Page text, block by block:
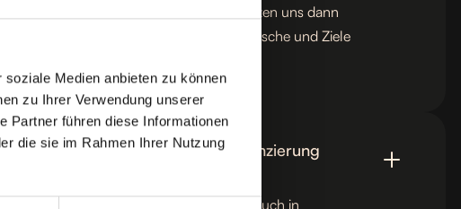
Medien anbieten zu können
zu Ihrer Verwendung unserer
Partner führen diese Informationen
die sie im Rahmen Ihrer Nutzung
auf der Webseite vereinbaren. Wir setzen uns dann
mit Ihnen in Verbindung, um Ihre Wünsche und Ziele
bei schlechter Bonität eine Finanzierung
jede Anfrage individuell und versuchen, auch in